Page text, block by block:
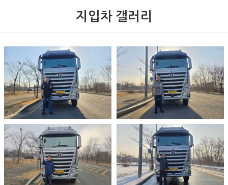
지입차 갤러리